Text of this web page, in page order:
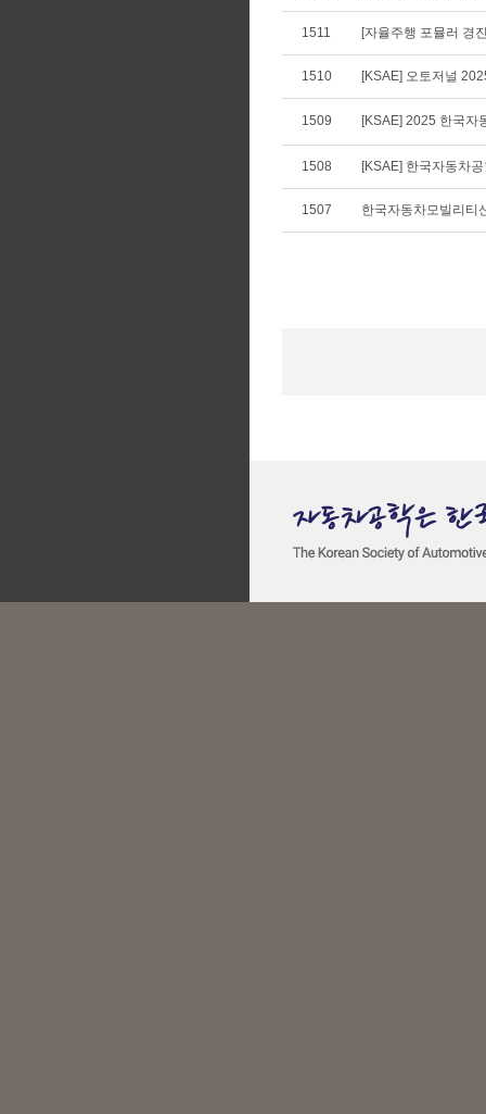
1511 [자율주행 포뮬러 경
1510 [KSAE] 오토저널
1509 [KSAE] 2025 한국자
1508 [KSAE] 한국자동차
1507 한국자동차모빌리티